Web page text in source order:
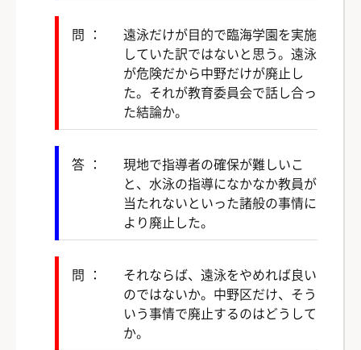
問：
遠泳だけが目的で臨海学園を実施
していた訳ではないと思う。遠泳
が危険だから中野だけが廃止し
た。それが教育委員会で話し合っ
た結論か。
答：
現地で指導者の確保が難しいこ
と、水泳の指導になかなか教員が
当たれないといった諸般の事情に
より廃止した。
問：
それならば、遠泳をやめれば良い
のではないか。中野区だけ、そう
いう事情で廃止するのはどうして
か。